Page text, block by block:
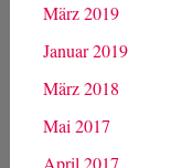
« Nov. Jan. »